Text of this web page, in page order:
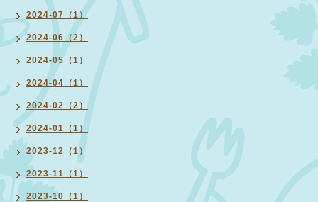
2024-07（1）
2024-06（2）
2024-05（1）
2024-04（1）
2024-02（2）
2024-01（1）
2023-12（1）
2023-11（1）
2023-10（1）